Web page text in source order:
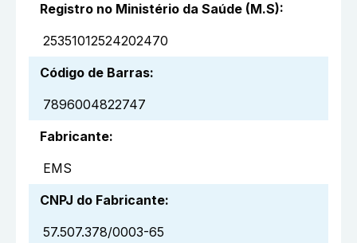
Registro no Ministério da Saúde (M.S):
25351012524202470
Código de Barras:
7896004822747
Fabricante:
EMS
CNPJ do Fabricante:
57.507.378/0003-65